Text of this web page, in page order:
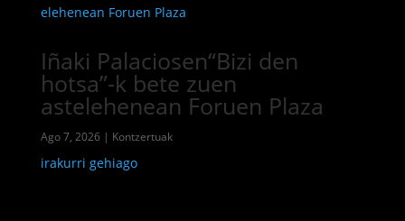
Iñaki Palaciosen“Bizi den
hotsa”-k bete zuen
astelehenean Foruen Plaza
Ago 7, 2026 | Kontzertuak
irakurri gehiago